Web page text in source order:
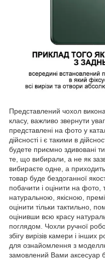
Представлений чохол
класу, важливо звернути
представлені на фото у
дійсності і є такими в
будете приємно здивовані
те, що вибирали, а не як
вибираєте одне, а
товар буде бездоганної
побачити і оцінити на фото,
натуральною, якісною,
оцінити тільки тактильно,
оцінивши всю красу
поглядом. Чохли ручної
збігу вирізів камери і інших
для ознайомлення з
замовлений Вами аксесуар